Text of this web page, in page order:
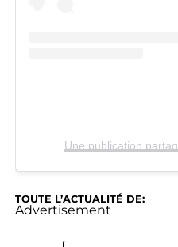
Une publication
TOUTE L’ACTUALITÉ DE:
Advertisement